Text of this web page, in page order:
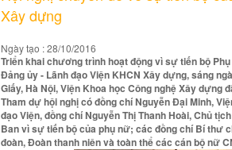
Xây dựng
Ngày tạo : 28/10/2016
Triển khai chương trình hoạt động vì sự tiến bộ
Đảng ủy - Lãnh đạo Viện KHCN Xây dựng, sáng
Giấy, Hà Nội, Viện Khoa học Công nghệ Xây
Tham dự hội nghị có đồng chí Nguyễn Đại Minh,
đạo Viện, đồng chí Nguyễn Thị Thanh Hoài, Chủ
Ban vì sự tiến bộ của phụ nữ; các đồng chí Bí thư
đoàn, Đoàn thanh niên và toàn thể các cán bộ nữ